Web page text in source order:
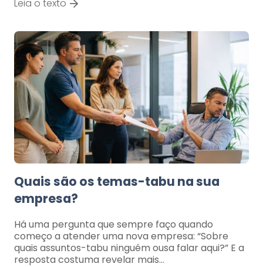
Leia o texto
Quais são os temas-tabu na sua
empresa?
Há uma pergunta que sempre faço quando
começo a atender uma nova empresa: “Sobre
quais assuntos-tabu ninguém ousa falar aqui?” E a
resposta costuma revelar mais…